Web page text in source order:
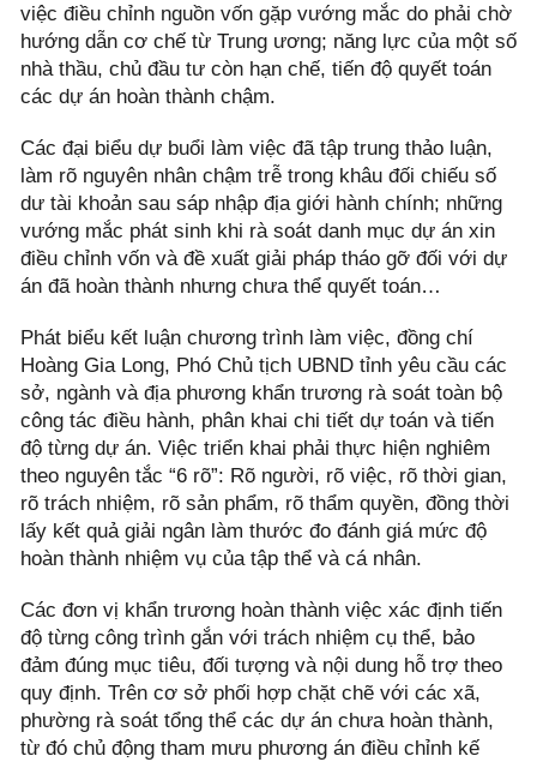
việc điều chỉnh nguồn vốn gặp vướng mắc do phải chờ
hướng dẫn cơ chế từ Trung ương; năng lực của một số
nhà thầu, chủ đầu tư còn hạn chế, tiến độ quyết toán
các dự án hoàn thành chậm.
Các đại biểu dự buổi làm việc đã tập trung thảo luận,
làm rõ nguyên nhân chậm trễ trong khâu đối chiếu số
dư tài khoản sau sáp nhập địa giới hành chính; những
vướng mắc phát sinh khi rà soát danh mục dự án xin
điều chỉnh vốn và đề xuất giải pháp tháo gỡ đối với dự
án đã hoàn thành nhưng chưa thể quyết toán…
Phát biểu kết luận chương trình làm việc, đồng chí
Hoàng Gia Long, Phó Chủ tịch UBND tỉnh yêu cầu các
sở, ngành và địa phương khẩn trương rà soát toàn bộ
công tác điều hành, phân khai chi tiết dự toán và tiến
độ từng dự án. Việc triển khai phải thực hiện nghiêm
theo nguyên tắc “6 rõ”: Rõ người, rõ việc, rõ thời gian,
rõ trách nhiệm, rõ sản phẩm, rõ thẩm quyền, đồng thời
lấy kết quả giải ngân làm thước đo đánh giá mức độ
hoàn thành nhiệm vụ của tập thể và cá nhân.
Các đơn vị khẩn trương hoàn thành việc xác định tiến
độ từng công trình gắn với trách nhiệm cụ thể, bảo
đảm đúng mục tiêu, đối tượng và nội dung hỗ trợ theo
quy định. Trên cơ sở phối hợp chặt chẽ với các xã,
phường rà soát tổng thể các dự án chưa hoàn thành,
từ đó chủ động tham mưu phương án điều chỉnh kế